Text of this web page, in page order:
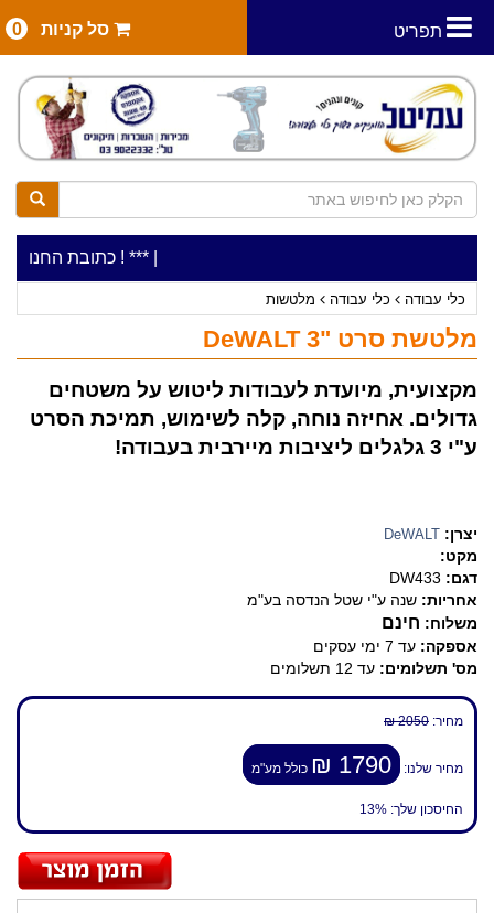
תפריט סל קניות 0
***כתובת החנות: רח' המלאכה 2, ביתן 8 (כניסה ***כלי עבודה להשכרה בתעריף יומי משתלם ! ***
כלי עבודה כלי עבודה מלטשות
מלטשת סרט "3 DeWALT
מקצועית, מיועדת לעבודות ליטוש על משטחים
גדולים. אחיזה נוחה, קלה לשימוש, תמיכת הסרט
ע"י 3 גלגלים ליציבות מיירבית בעבודה!
יצרן: DeWALT
מקט:
דגם: DW433
אחריות: שנה ע"י שטל הנדסה בע"מ
משלוח: חינם
אספקה: עד 7 ימי עסקים
מס' תשלומים: עד 12 תשלומים
מחיר: 2050 ₪
מחיר שלנו: 1790 ₪ כולל מע"מ
החיסכון שלך: 13%